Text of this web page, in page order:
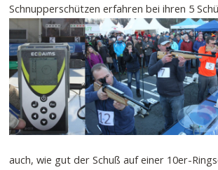
Schnupperschützenerfahren bei ihren 5
auch, wie gut der Schuß auf einer 10er-